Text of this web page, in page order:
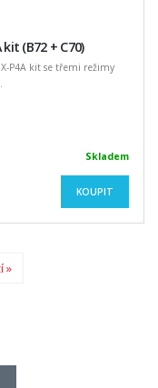
(B72 + C70)
P4A kit se třemi režimy
Skladem
KOUPIT
»